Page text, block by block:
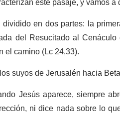
en dos partes: la
del Resucitado al
el camino (Lc 24,33).
suyos de Jerusalén hacia
Jesús aparece, siempre
ni dice nada sobre lo